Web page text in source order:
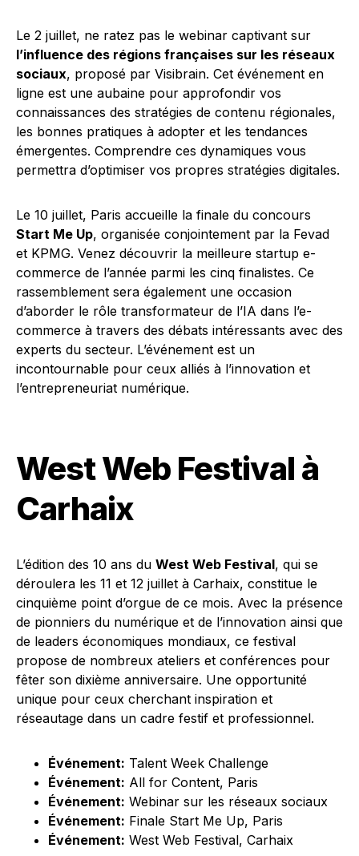
Le 2 juillet, ne ratez pas le webinar captivant sur
l’influence des régions françaises sur les réseaux
sociaux, proposé par Visibrain. Cet événement en
ligne est une aubaine pour approfondir vos
connaissances des stratégies de contenu régionales,
les bonnes pratiques à adopter et les tendances
émergentes. Comprendre ces dynamiques vous
permettra d’optimiser vos propres stratégies digitales.
Le 10 juillet, Paris accueille la finale du concours
Start Me Up, organisée conjointement par la Fevad
et KPMG. Venez découvrir la meilleure startup e-
commerce de l’année parmi les cinq finalistes. Ce
rassemblement sera également une occasion
d’aborder le rôle transformateur de l’IA dans l’e-
commerce à travers des débats intéressants avec des
experts du secteur. L’événement est un
incontournable pour ceux alliés à l’innovation et
l’entrepreneuriat numérique.
West Web Festival à
Carhaix
L’édition des 10 ans du West Web Festival, qui se
déroulera les 11 et 12 juillet à Carhaix, constitue le
cinquième point d’orgue de ce mois. Avec la présence
de pionniers du numérique et de l’innovation ainsi que
de leaders économiques mondiaux, ce festival
propose de nombreux ateliers et conférences pour
fêter son dixième anniversaire. Une opportunité
unique pour ceux cherchant inspiration et
réseautage dans un cadre festif et professionnel.
Événement: Talent Week Challenge
Événement: All for Content, Paris
Événement: Webinar sur les réseaux sociaux
Événement: Finale Start Me Up, Paris
Événement: West Web Festival, Carhaix